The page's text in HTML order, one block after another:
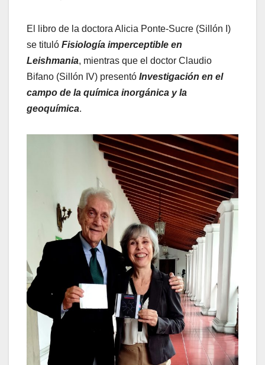
El libro de la doctora Alicia Ponte-Sucre (Sillón I)
se tituló Fisiología imperceptible en
Leishmania, mientras que el doctor Claudio
Bifano (Sillón IV) presentó Investigación en el
campo de la química inorgánica y la
geoquímica.